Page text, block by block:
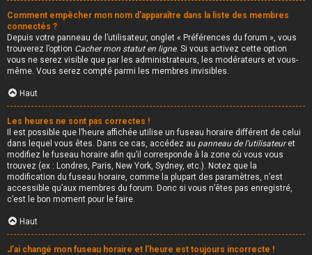
Comment empêcher mon nom d’apparaître dans la liste des membres
connectés ?
Depuis votre panneau de l’utilisateur, onglet « Préférences du forum », vous
trouverez l’option Cacher mon statut en ligne. Si vous activez cette option
vous ne serez visible que par les administrateurs, les modérateurs et vous-
même. Vous serez compté parmi les membres invisibles.
Haut
Les heures ne sont pas correctes !
Il est possible que l’heure affichée utilise un fuseau horaire différent de celui
dans lequel vous êtes. Dans ce cas, accédez au panneau de l’utilisateuret
modifiez le fuseau horaire afin qu’il corresponde à la zone où vous vous
trouvez (ex : Londres, Paris, New York, Sydney, etc.). Notez que la
modification du fuseau horaire, comme la plupart des paramètres, n’est
accessible qu’aux membres du forum. Donc si vous n’êtes pas enregistré,
c’est le bon moment pour le faire.
Haut
J’ai changé mon fuseau horaire et l’heure est toujours incorrecte !